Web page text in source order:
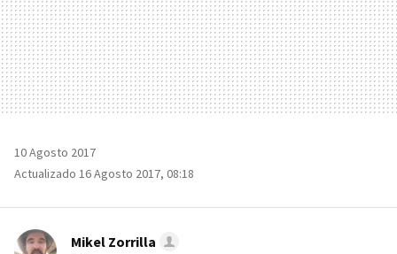
10 Agosto 2017
Actualizado 16 Agosto 2017, 08:18
Mikel Zorrilla